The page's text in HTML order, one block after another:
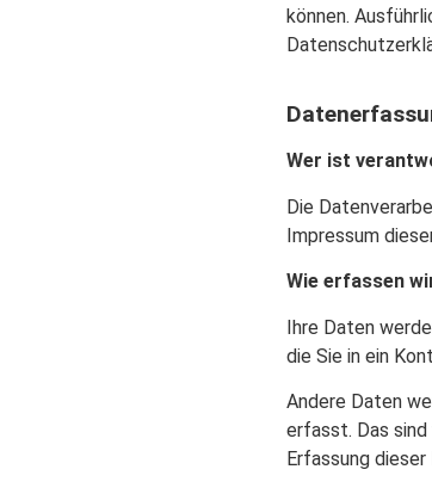
können.
Wer ist
Die
Impressum
Wie erfassen
Ihre Daten
die Sie in ein
Andere Daten
erfasst. Das
Erfassung